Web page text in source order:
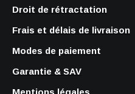
Droit de rétractation
Frais et délais de livraison
Modes de paiement
Garantie & SAV
Mentions légales